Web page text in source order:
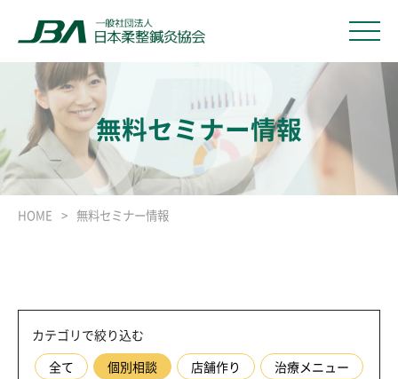
無料セミナー情報
HOME 無料セミナー情報
カテゴリで絞り込む
全て
個別相談 店舗作り
治療メニュー